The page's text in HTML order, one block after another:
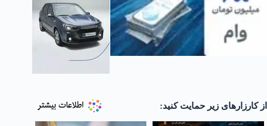
از کارزارهای زیر حمایت کنید: